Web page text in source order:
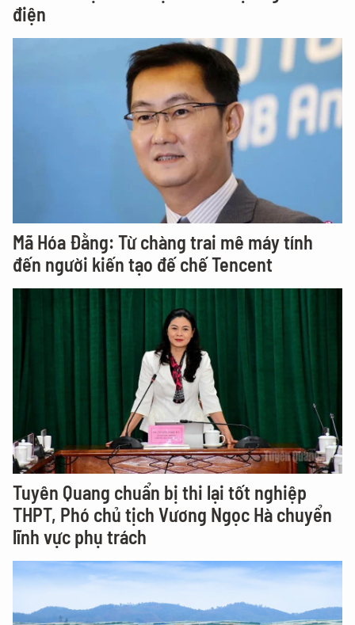
điện
Mã Hóa Đằng: Từ chàng trai mê máy tính
đến người kiến tạo đế chế Tencent
Tuyên Quang chuẩn bị thi lại tốt nghiệp
THPT, Phó chủ tịch Vương Ngọc Hà chuyển
lĩnh vực phụ trách